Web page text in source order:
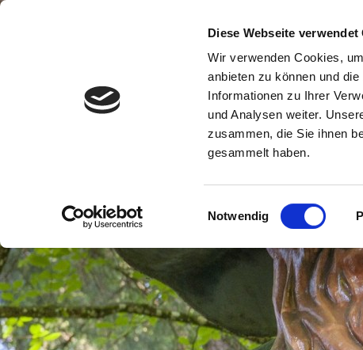
Diese Webseite verwendet
Wir verwenden Cookies,
anbieten zu können und
Informationen zu Ihrer
und Analysen weiter.
zusammen, die Sie ihnen
gesammelt haben.
Einwilligungsauswahl
Notwendig